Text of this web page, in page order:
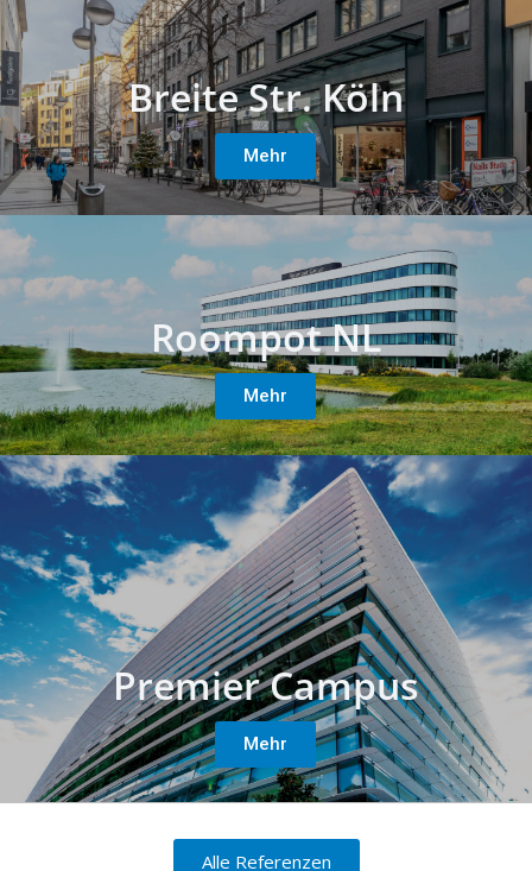
Breite Str. Köln
Mehr
Roompot NL
Mehr
Premier Campus
Mehr
Alle Referenzen